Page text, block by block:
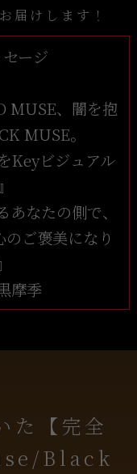
届けします！
ージ
MUSE、闇を抱
MUSE。
Keyビジュアル
なたの側で、
ご褒美になり
摩季
た【完全
Black